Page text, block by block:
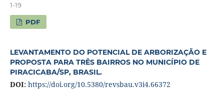
1-19
PDF
LEVANTAMENTO DO POTENCIAL DE ARBORIZAÇÃO E
PROPOSTA PARA TRÊS BAIRROS NO MUNICÍPIO DE
PIRACICABA/SP, BRASIL.
DOI: https://doi.org/10.5380/revsbau.v3i4.66372